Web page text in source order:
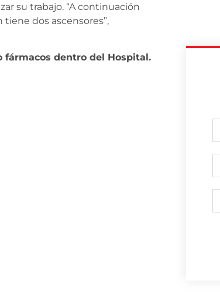
su trabajo. “A continuación
dos ascensores”,
fármacos dentro del Hospital.